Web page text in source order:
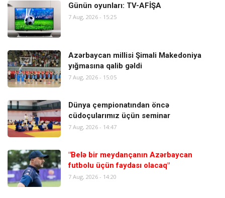
Günün oyunları: TV-AFİŞA
7 Aug, 2026 - 15:25
Azərbaycan millisi Şimali Makedoniya
yığmasına qalib gəldi
7 Aug, 2026 - 15:05
Dünya çempionatından öncə
cüdoçularımız üçün seminar
7 Aug, 2026 - 14:47
"Belə bir meydançanın Azərbaycan
futbolu üçün faydası olacaq"
7 Aug, 2026 - 14:20